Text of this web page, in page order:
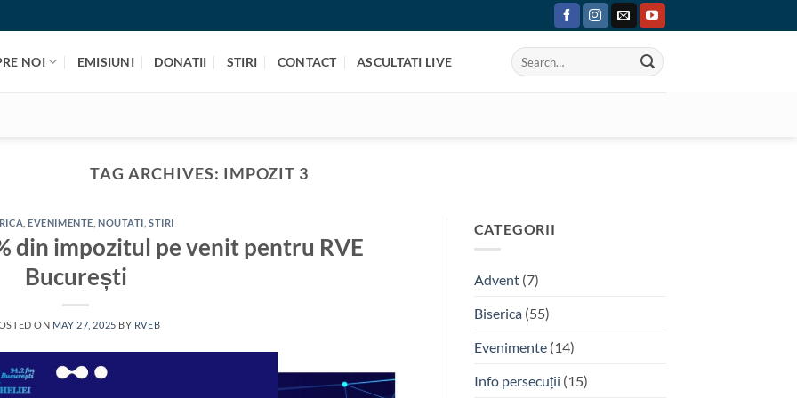
NOI EMISIUNI DONATII STIRI CONTACT ASCULTATI LIVE
TAG ARCHIVES: IMPOZIT 3
,EVENIMENTE NOUTATI ,STIRI
din impozitul pe venit pentru RVE
București
ON MAY 27, 2025 BY RVEB
CATEGORII
Advent(7)
Biserica(55)
Evenimente(14)
Info persecuții (15)